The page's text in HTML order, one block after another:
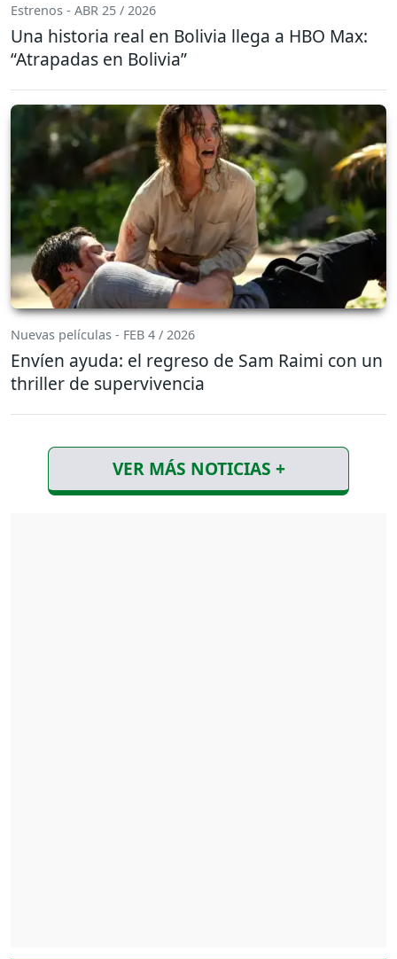
Estrenos - ABR 25 / 2026
Una historia real en Bolivia llega a HBO Max:
“Atrapadas en Bolivia”
Nuevas películas - FEB 4 / 2026
Envíen ayuda: el regreso de Sam Raimi con un
thriller de supervivencia
VER MÁS NOTICIAS +